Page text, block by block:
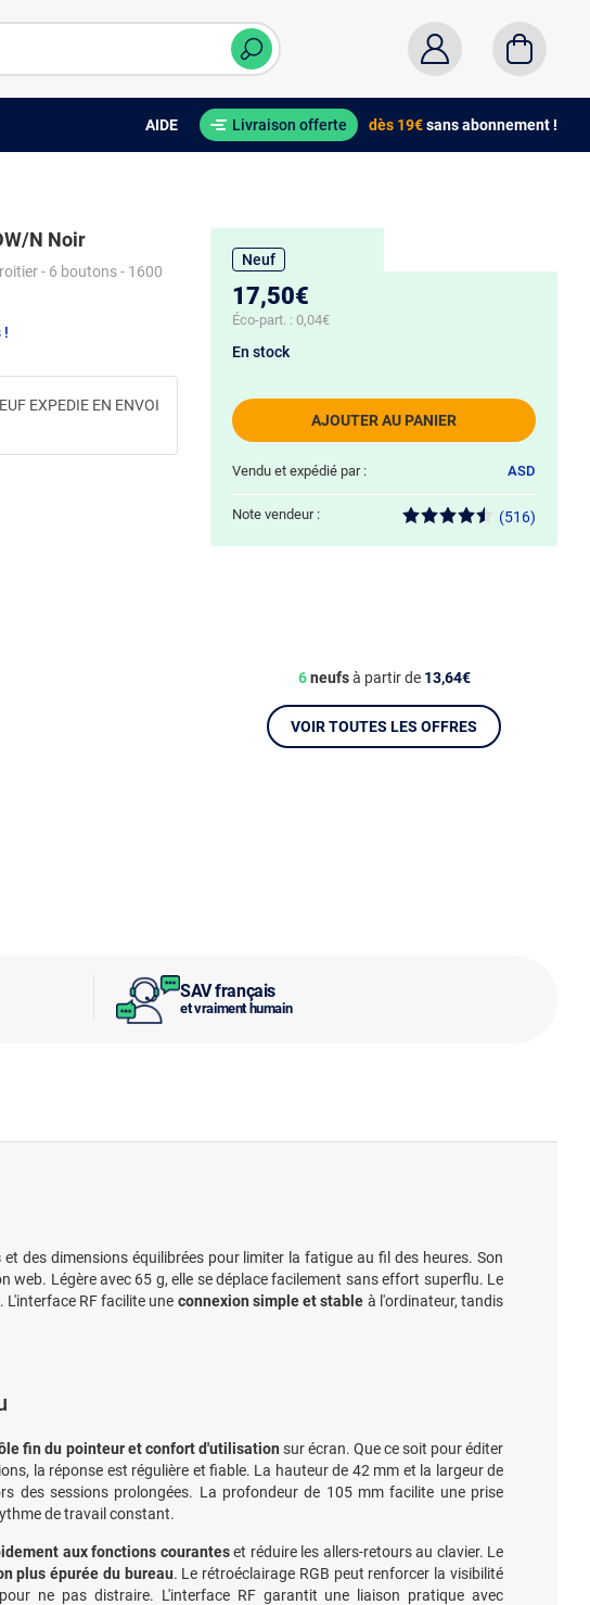
AIDE Livraison offerte dès 19€sans abonnement !
SAV français
et vraiment humain
N Noir
- 6 boutons - 1600
!
EXPEDIE EN ENVOI
Neuf
17,50€
Éco-part. : 0,04€
AJOUTER AU PANIER
En stock
Vendu et expédié par : ASD
Note vendeur : (516)
6neufsà partir de 13,64€
VOIR TOUTES LES OFFRES
et des dimensions équilibrées pour limiter la fatigue au fil des heures. Son
web. Légère avec 65 g, elle se déplace facilement sans effort superflu. Le
RF facilite une connexion simple et stable à l'ordinateur, tandis
fin du pointeur et confort d'utilisation sur écran. Que ce soit pour éditer
la réponse est régulière et fiable. La hauteur de 42 mm et la largeur de
des sessions prolongées. La profondeur de 105 mm facilite une prise
de travail constant.
aux fonctions couranteset réduire les allers-retours au clavier. Le
plus épurée du bureau. Le rétroéclairage RGB peut renforcer la visibilité
ne pas distraire. L'interface RF garantit une liaison pratique avec